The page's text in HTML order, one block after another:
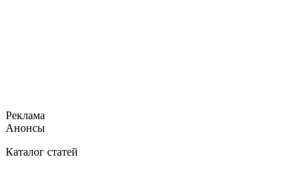
Реклама
Анонсы
Каталог статей